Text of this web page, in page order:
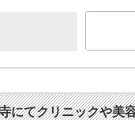
てクリニックや美